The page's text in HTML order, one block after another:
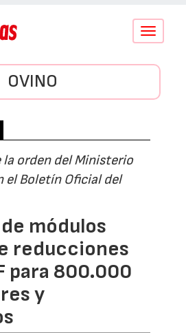
Conmutar
OVINO
orden del Ministerio
el Boletín Oficial del
módulos
reducciones
para 800.000
y